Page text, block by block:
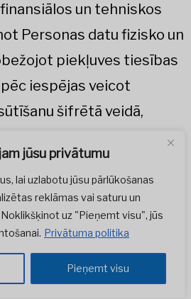
jūsu privātumu
lai uzlabotu jūsu pārlūkošanas
reklāmas vai saturu un
uz "Pieņemt visu", jūs
Privātuma politika
Pieņemt visu
un tehniskos
Personas datu fizisko un
piekļuves tiesības
iespējas veicot
šifrētā veidā,
kopēšanu u.c.
tādējādi nodrošinot
pret nelikumīgu
vai izpaušanu.